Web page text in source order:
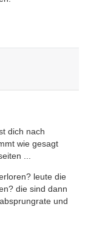
dich nach
wie gesagt
...
leute die
die sind dann
und